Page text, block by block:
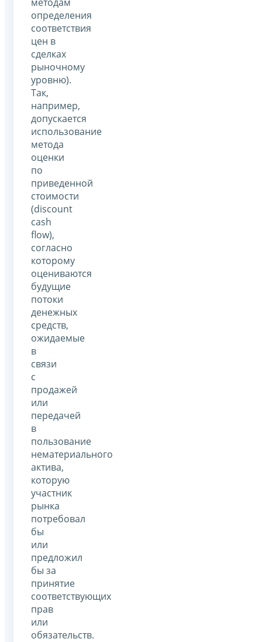
определения
соответствия
цен в
сделках
рыночному
уровню).
Так,
например,
допускается
использование
метода
оценки
по
приведенной
стоимости
(discount
cash
flow),
согласно
которому
оцениваются
будущие
потоки
денежных
средств,
ожидаемые
в
связи
с
продажей
или
передачей
в
пользование
нематериального
актива,
которую
участник
рынка
потребовал
бы
или
предложил
бы за
принятие
соответствующих
прав
или
обязательств.